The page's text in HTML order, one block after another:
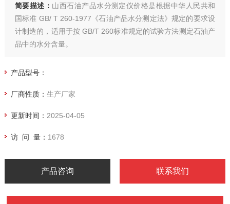
简要描述： 山西石油产品水分测定仪价格是根据中华人民共和
国标准 GB/ T 260-1977《石油产品水分测定法》规定的要求设
计制造的，适用于按 GB/T 260标准规定的试验方法测定石油产
品中的水分含量。
产品型号：
厂商性质： 生产厂家
更新时间： 2025-04-05
访 问 量： 1678
产品咨询 联系我们